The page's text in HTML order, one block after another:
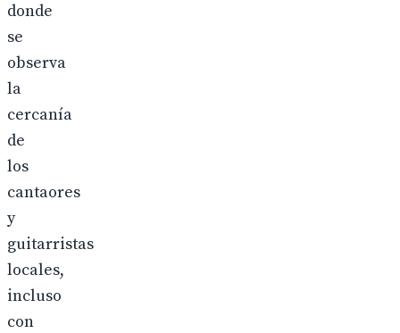
donde
se
observa
la
cercanía
de
los
cantaores
y
guitarristas
locales,
incluso
con